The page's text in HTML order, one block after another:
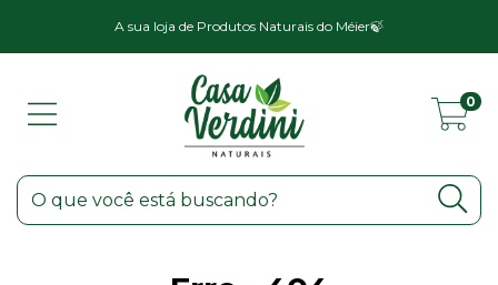
A sua loja de Produtos Naturais do Méier🍃
0